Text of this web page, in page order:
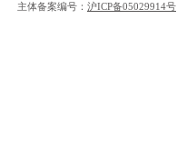
主体备案编号： 沪ICP备05029914号